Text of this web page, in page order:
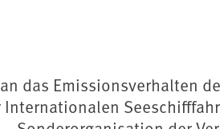
das Emissionsverhalten
Internationalen